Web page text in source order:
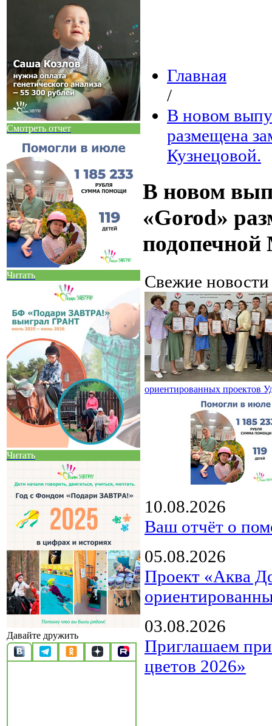
Смотреть отчет
Читать
Читать
Давайте дружить
Главная
/
В новом
размещена
Кузнецовой.
В новом
«Gorod»
Свежие
ориентированных проектов
10.08.2026
Ваш отчёт о
05.08.2026
Проект «Аква
03.08.2026
Приглашаем
цветов 2026»